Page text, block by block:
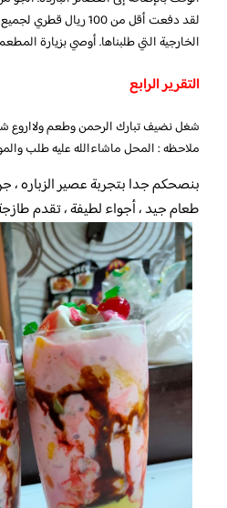
لقد دفعت أقل من 100
الخارجية التي طلبناها. أوصي بزيارة
التقرير الرابع
شغل نضيف تبارك الرحمن وطعم
ملاحظه : المحل ماشاءالله عليه طلب
بنصحكم جدا بتجربة عصير الزباره
طعام جيد ، أجواء لطيفة ، تقدم